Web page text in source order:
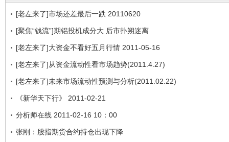
[老左来了]市场还差最后一跌 20110620
[聚焦“钱流”]期铝投机成分大 后市扑朔迷离
[老左来了]大资金不看好五月行情 2011-05-16
[老左来了]从资金流动性看市场趋势(2011.4.27)
[老左来了]未来市场流动性预测与分析(2011.02.22)
《新华天下行》 2011-02-21
分析师在线 2011-02-16 10：00
张刚：股指期货合约持仓出现下降